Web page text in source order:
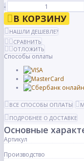
-
В КОРЗИНУ
НАШЛИ ДЕШЕВЛЕ?
СРАВНИТЬ
ОТЛОЖИТЬ
Способы оплаты
ВСЕ СПОСОБЫ ОПЛАТЫ
ПОДРОБНЕЕ О ДОСТАВКЕ
Основные
Артикул
Производство